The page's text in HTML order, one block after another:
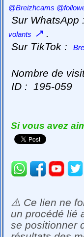
@Breizhcams
Sur
volants ↗ .
Sur TikTok :
Nombre de
ID : 195-059
Si vous avez
⚠️ Ce lien ne
un procédé lié
se positionner